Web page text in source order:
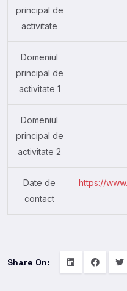
principal de
activitate
Domeniul
principal de
activitate 1
Domeniul
principal de
activitate 2
Date de
contact
https://
Share On: